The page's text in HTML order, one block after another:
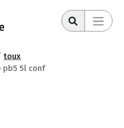
toux
5l conf